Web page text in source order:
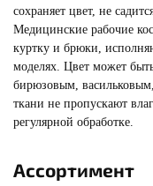
сохраняет цвет, не
Медицинские рабочие
куртку и брюки,
моделях. Цвет может
бирюзовым,
ткани не пропускают
регулярной обработке.
Ассортимент